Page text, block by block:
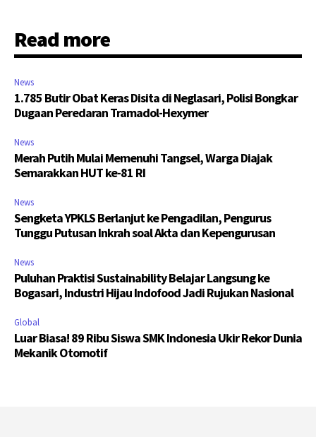
Read more
News
1.785 Butir Obat Keras Disita di Neglasari, Polisi Bongkar
Dugaan Peredaran Tramadol-Hexymer
News
Merah Putih Mulai Memenuhi Tangsel, Warga Diajak
Semarakkan HUT ke-81 RI
News
Sengketa YPKLS Berlanjut ke Pengadilan, Pengurus
Tunggu Putusan Inkrah soal Akta dan Kepengurusan
News
Puluhan Praktisi Sustainability Belajar Langsung ke
Bogasari, Industri Hijau Indofood Jadi Rujukan Nasional
Global
Luar Biasa! 89 Ribu Siswa SMK Indonesia Ukir Rekor Dunia
Mekanik Otomotif